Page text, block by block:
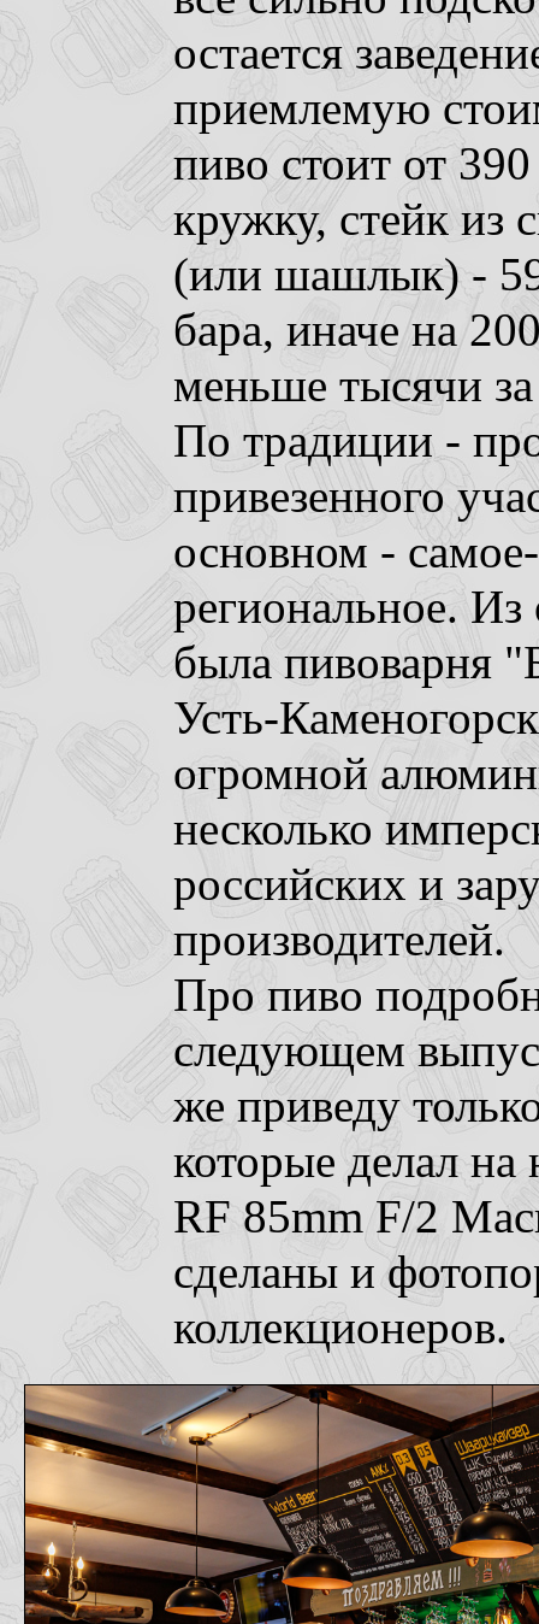
остается
приемлемую
пиво стоит от
кружку, стейк из
(или шашлык) -
бара, иначе на
меньше тысячи
По традиции -
привезенного
основном -
региональное. Из
была пивоварня
Усть-
огромной
несколько
российских и
производителей.
Про пиво
следующем
же приведу
которые делал
RF 85mm F/2
сделаны и
коллекционеров.